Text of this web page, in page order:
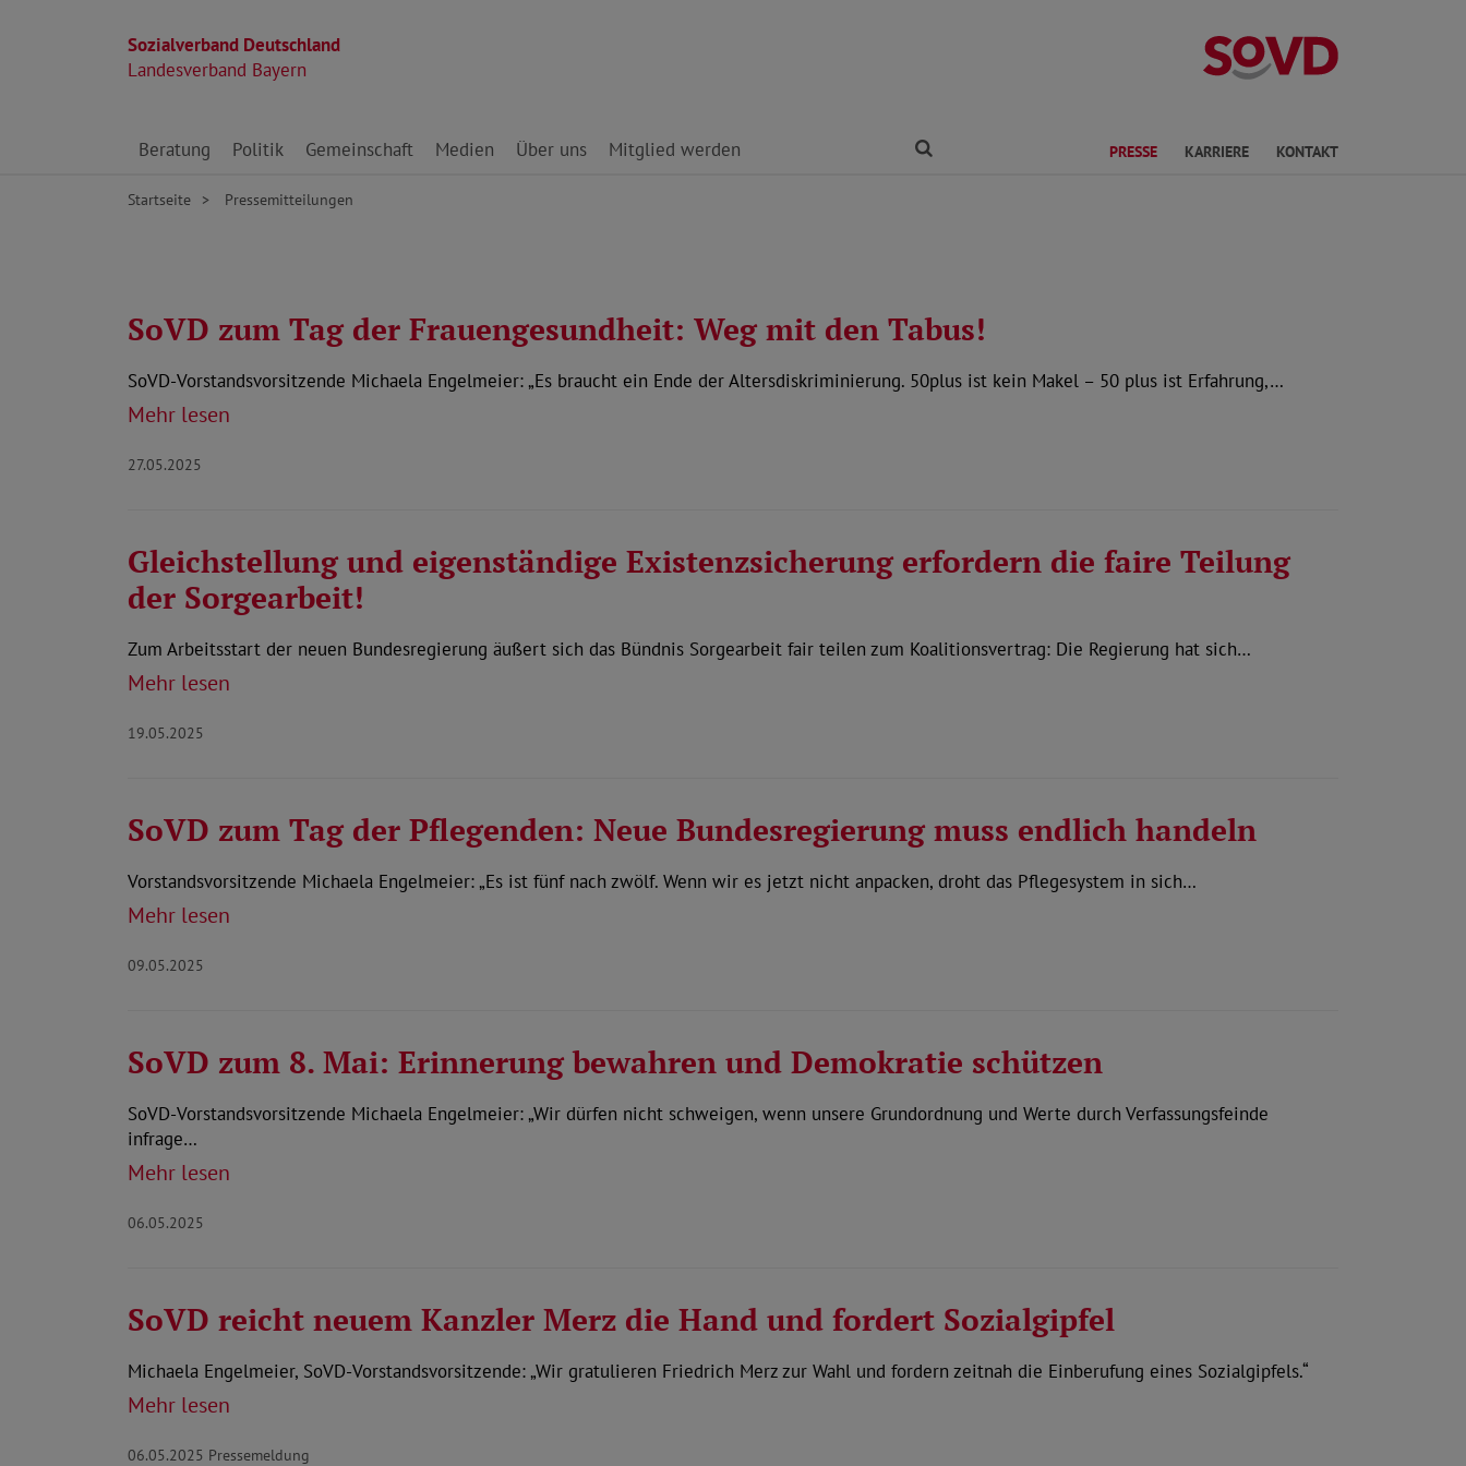
Sozialverband Deutschland
Landesverband Bayern
Landesverband
Direkt zu den Inhalten springen
Beratung Politik Gemeinschaft Medien Über uns Mitglied werden PRESSE KARRIERE KONTAKT
Startseite Pressemitteilungen
SoVD zum Tag der Frauengesundheit: Weg mit den Tabus!
SoVD-Vorstandsvorsitzende Michaela Engelmeier: „Es braucht ein Ende der Altersdiskriminierung. 50plus ist kein Makel – 50 plus ist Erfahrung,…
Mehr lesen
27.05.2025
Gleichstellung und eigenständige Existenzsicherung erfordern die faire Teilung
der Sorgearbeit!
Zum Arbeitsstart der neuen Bundesregierung äußert sich das Bündnis Sorgearbeit fair teilen zum Koalitionsvertrag: Die Regierung hat sich…
Mehr lesen
19.05.2025
SoVD zum Tag der Pflegenden: Neue Bundesregierung muss endlich handeln
Vorstandsvorsitzende Michaela Engelmeier: „Es ist fünf nach zwölf. Wenn wir es jetzt nicht anpacken, droht das Pflegesystem in sich…
Mehr lesen
09.05.2025
SoVD zum 8. Mai: Erinnerung bewahren und Demokratie schützen
SoVD-Vorstandsvorsitzende Michaela Engelmeier: „Wir dürfen nicht schweigen, wenn unsere Grundordnung und Werte durch Verfassungsfeinde
infrage…
Mehr lesen
06.05.2025
SoVD reicht neuem Kanzler Merz die Hand und fordert Sozialgipfel
Michaela Engelmeier, SoVD-Vorstandsvorsitzende: „Wir gratulieren Friedrich Merz zur Wahl und fordern zeitnah die Einberufung eines Sozialgipfels.“
Mehr lesen
06.05.2025 Pressemeldung